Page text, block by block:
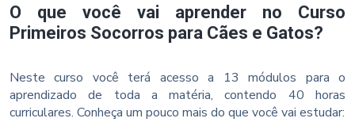
O que você vai aprender no Curso
Primeiros Socorros para Cães e Gatos?
Neste curso você terá acesso a 13 módulos para o
aprendizado de toda a matéria, contendo 40 horas
curriculares. Conheça um pouco mais do que você vai estudar: